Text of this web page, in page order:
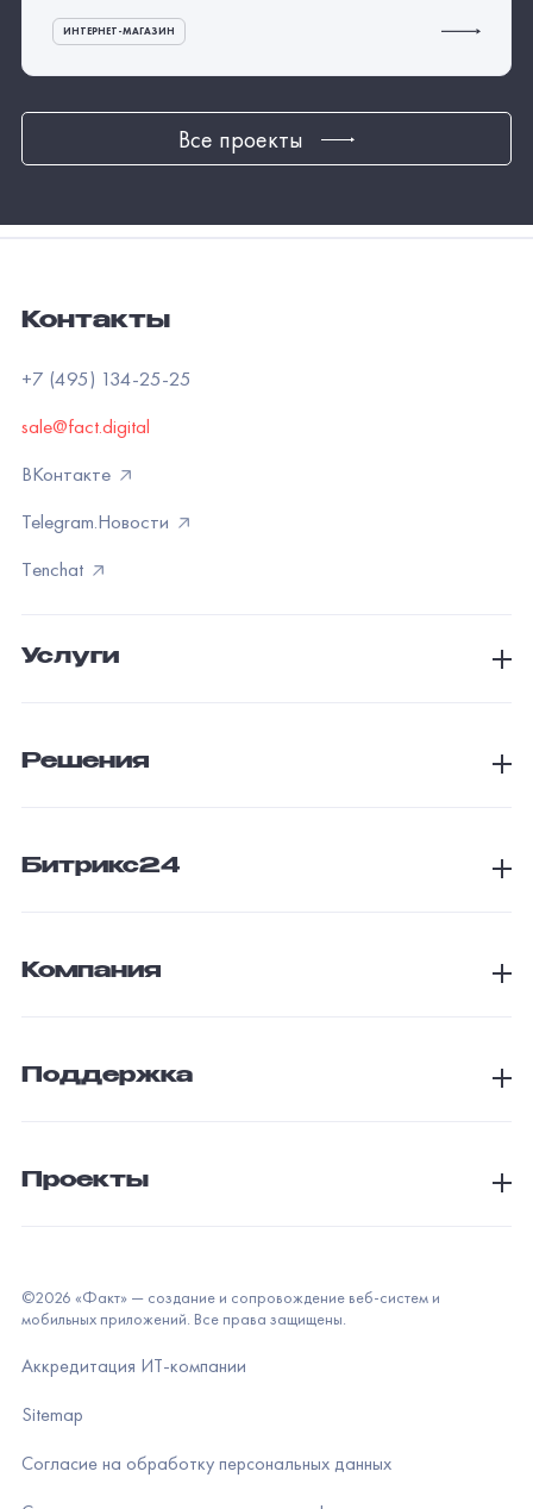
ИНТЕРНЕТ-МАГАЗИН
Все проекты
Контакты
+7 (495) 134-25-25
sale@fact.digital
ВКонтакте
Telegram.Новости
Тenchat
Услуги
Решения
Битрикс24
Компания
Поддержка
Проекты
©2026 «Факт» — создание и сопровождение веб-систем и
мобильных приложений. Все права защищены.
Аккредитация ИТ-компании
Sitemap
Согласие на обработку персональных данных